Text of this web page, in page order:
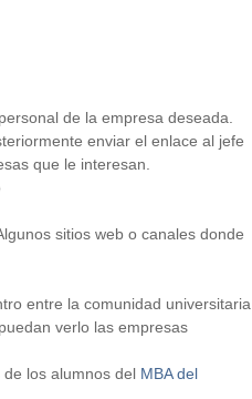
de la empresa deseada.
enviar el enlace al jefe
que le interesan.
sitios web o canales donde
entre la comunidad universitaria
verlo las empresas
los alumnos del MBA del